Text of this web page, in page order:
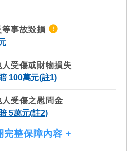
事故毀損
受傷或財物損失
100萬元(註1)
受傷之慰問金
5萬元(註2)
完整保障內容 +